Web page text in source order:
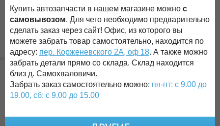
Купить автозапчасти в нашем магазине можно с
самовывозом. Для чего необходимо предварительно
сделать заказ через сайт! Офис, из которого вы
можете забрать товар самостоятельно, находится по
адресу: пер. Корженевского 2А, оф 18. А также можно
забрать детали прямо со склада. Склад находится
близ д. Самохваловичи.
Забрать заказ самостоятельно можно: пн-пт: с 9.00 до
19.00, сб: с 9.00 до 15.00